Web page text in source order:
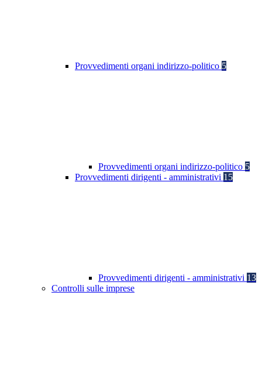
Provvedimenti organi indirizzo-politico 5
Provvedimenti organi indirizzo-politico 5
Provvedimenti dirigenti - amministrativi 15
Provvedimenti dirigenti - amministrativi 13
Controlli sulle imprese